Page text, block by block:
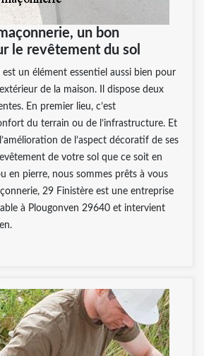
un bon
le revêtement du sol
est un élément essentiel aussi bien pour
de la maison. Il dispose deux
En premier lieu, c’est
du terrain ou de l’infrastructure. Et
de l’aspect décoratif de ses
de votre sol que ce soit en
en pierre, nous sommes prêts à vous
29 Finistère est une entreprise
à Plougonven 29640 et intervient